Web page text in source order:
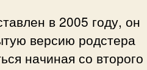
в 2005 году, он
версию родстера
начиная со второго